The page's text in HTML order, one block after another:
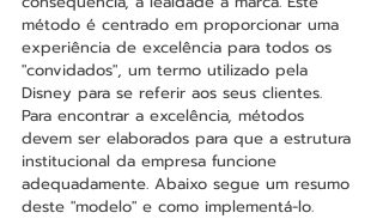
método é centrado em proporcionar uma
experiência de excelência para todos os
"convidados", um termo utilizado pela
Disney para se referir aos seus clientes​.
Para encontrar a excelência, métodos
devem ser elaborados para que a estrutura
institucional da empresa funcione
adequadamente. Abaixo segue um resumo
deste "modelo" e como implementá-lo.